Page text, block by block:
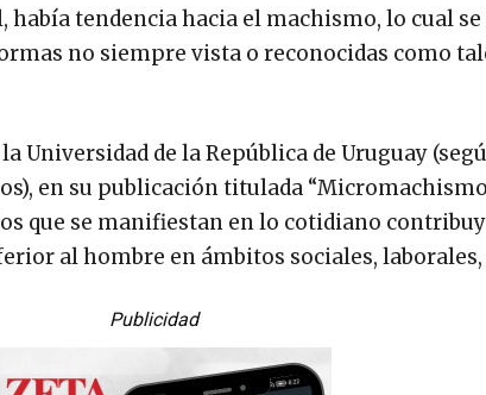
tendencia hacia el machismo, lo cual
no siempre vista o reconocidas como
Universidad de la República de Uruguay
en su publicación titulada
que se manifiestan en lo cotidiano
al hombre en ámbitos sociales,
Publicidad